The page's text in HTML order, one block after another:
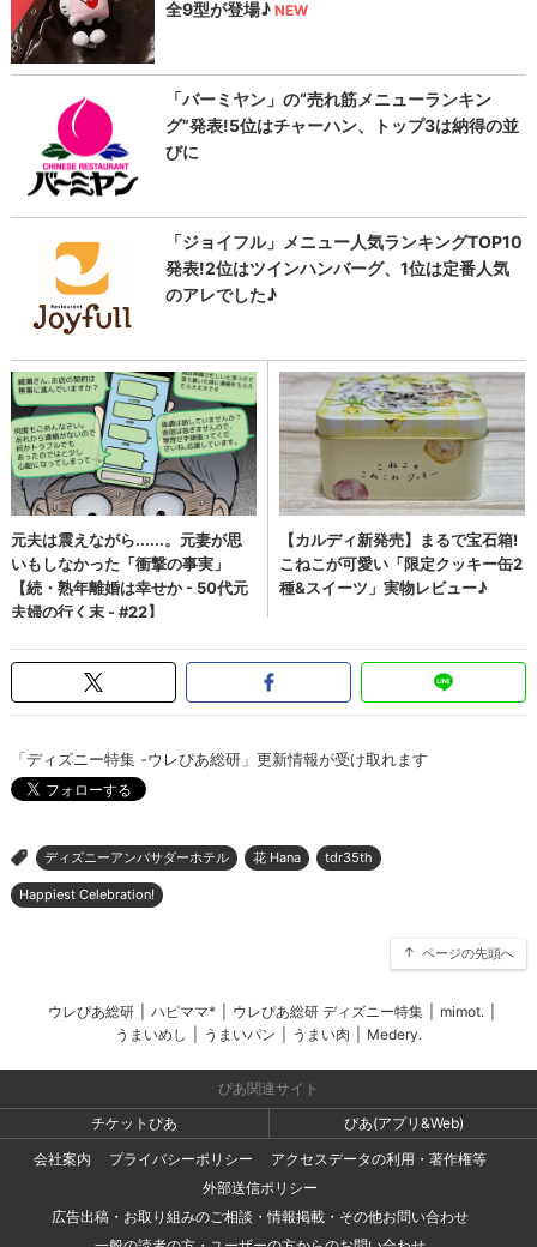
「ディズニー特集 -ウレぴあ総研」更新情報が受け取れます
> ディズニーアンバサダーホテル 花 Hana tdr35th
Happiest Celebration!
ページの先頭へ
ウレぴあ総研 ハピママ* ウレぴあ総研 ディズニー特集 mimot.
うまいめし
うまいパン うまい肉 Medery.
ぴあ関連サイト
チケットぴあ
ぴあ(アプリ&Web)
会社案内
プライバシーポリシー
アクセスデータの利用・著作権等
外部送信ポリシー
広告出稿・お取り組みのご相談・情報掲載・その他お問い合わせ